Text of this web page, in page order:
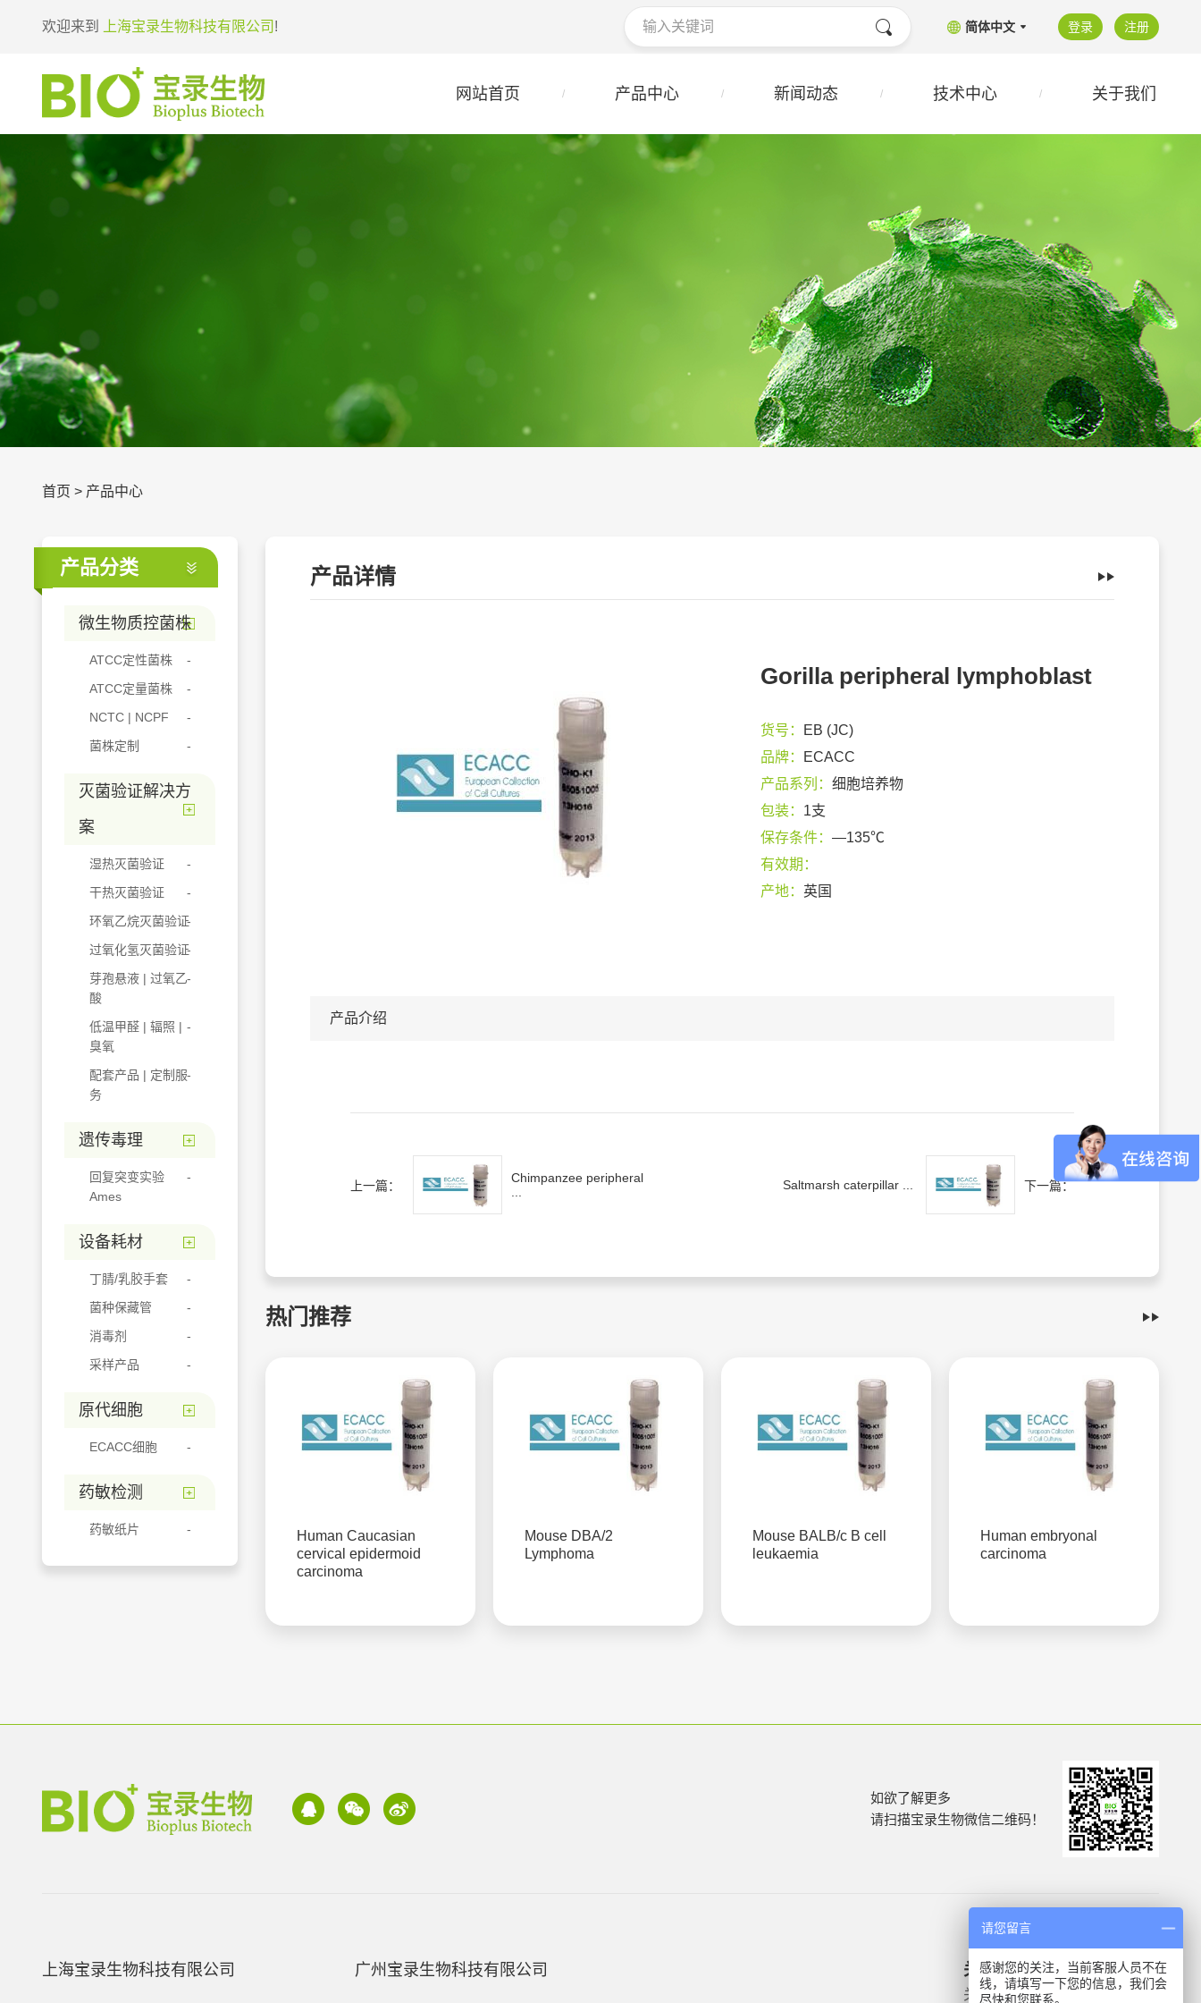
欢迎来到 上海宝录生物科技有限公司 ! 简体中文 登录 注册
网站首页 产品中心 新闻动态 技术中心 关于我们
首页 > 产品中心
产品分类
微生物质控菌株
ATCC定性菌株
ATCC定量菌株
NCTC | NCPF
菌株定制
灭菌验证解决方
案
湿热灭菌验证
干热灭菌验证
环氧乙烷灭菌验证
过氧化氢灭菌验证
芽孢悬液 | 过氧乙
酸
低温甲醛 | 辐照 |
臭氧
配套产品 | 定制服
务
遗传毒理
回复突变实验
Ames
设备耗材
丁腈/乳胶手套
菌种保藏管
消毒剂
采样产品
原代细胞
ECACC细胞
药敏检测
药敏纸片
产品详情
Gorilla peripheral lymphoblast
货号：
EB (JC)
品牌：
ECACC
产品系列： 细胞培养物
包装： 1支
保存条件： —135℃
有效期：
产地： 英国
产品介绍
上一篇：
Chimpanzee peripheral
Saltmarsh caterpillar ... 下一篇：
热门推荐
Human Caucasian
cervical epidermoid
carcinoma
Mouse DBA/2
Lymphoma
Mouse BALB/c B cell
leukaemia
Human embryonal
carcinoma
如欲了解更多
请扫描宝录生物微信二维码！
上海宝录生物科技有限公司 广州宝录生物科技有限公司 关于我们
关于我们
产品信息
微生物质控菌株
请您留言
感谢您的关注，当前客服人员不在
线，请填写一下您的信息，我们会
尽快和您联系。